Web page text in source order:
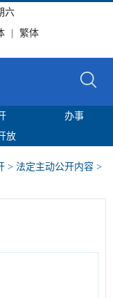
六
繁体
办事
放
> 法定主动公开内容 >